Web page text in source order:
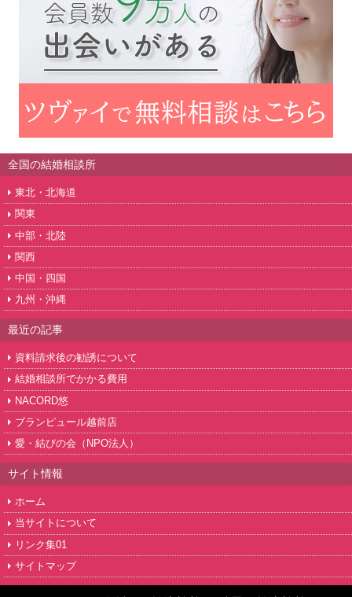
全国の結婚相談所
東北・北海道
関東
中部・北陸
関西
中国・四国
九州・沖縄
最近の記事
資料請求後の勧誘について
結婚相談所でかかる費用
NACORD悠
ブランピュール越前店
愛・結びの会（NPO法人）
サイト情報
ホーム
当サイトについて
リンク集01
サイトマップ